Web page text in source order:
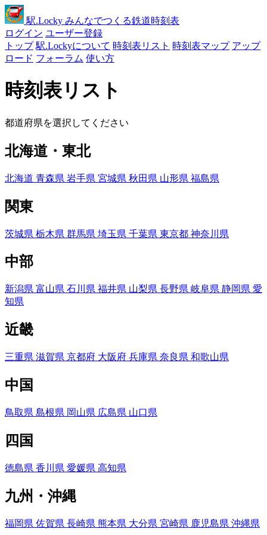
駅.Locky みんなでつくる鉄道時刻表
ログイン ユーザー登録
トップ 駅.Lockyについて 時刻表リスト 時刻表マップ アップ
ロード フォーラム 使い方
時刻表リスト
都道府県を選択してください
北海道・東北
北海道 青森県 岩手県 宮城県 秋田県 山形県 福島県
関東
茨城県 栃木県 群馬県 埼玉県 千葉県 東京都 神奈川県
中部
新潟県 富山県 石川県 福井県 山梨県 長野県 岐阜県 静岡県 愛
知県
近畿
三重県 滋賀県 京都府 大阪府 兵庫県 奈良県 和歌山県
中国
鳥取県 島根県 岡山県 広島県 山口県
四国
徳島県 香川県 愛媛県 高知県
九州・沖縄
福岡県 佐賀県 長崎県 熊本県 大分県 宮崎県 鹿児島県 沖縄県